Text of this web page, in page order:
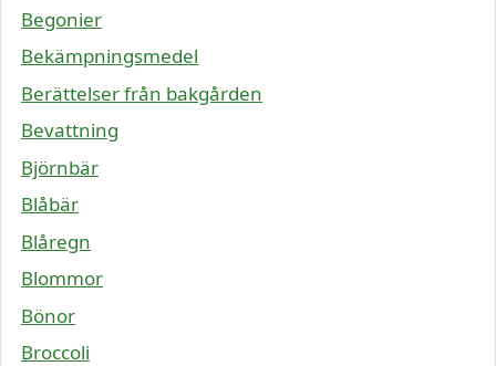
Begonier
Bekämpningsmedel
Berättelser från bakgården
Bevattning
Björnbär
Blåbär
Blåregn
Blommor
Bönor
Broccoli